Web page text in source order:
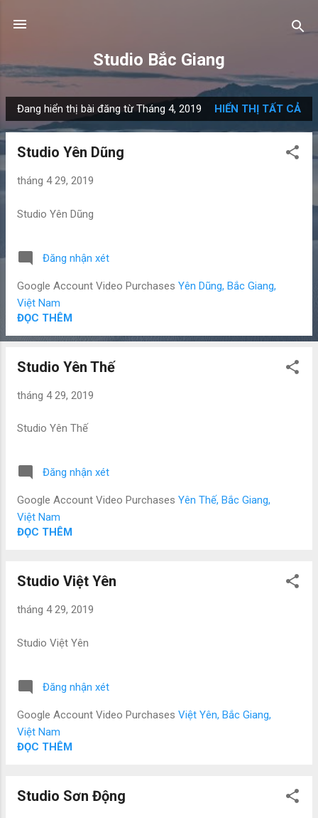
Studio Bắc Giang
B
à
Đang hiển thị bài đăng từ Tháng 4, 2019 HIỂN THỊ TẤT CẢ
Studio Yên Dũng
tháng 4 29, 2019
Studio Yên Dũng
Đăng nhận xét
Google Account Video Purchases Yên Dũng, Bắc Giang,
Việt Nam
ĐỌC THÊM
Studio Yên Thế
tháng 4 29, 2019
Studio Yên Thế
Đăng nhận xét
Google Account Video Purchases Yên Thế, Bắc Giang,
Việt Nam
ĐỌC THÊM
Studio Việt Yên
tháng 4 29, 2019
Studio Việt Yên
Đăng nhận xét
Google Account Video Purchases Việt Yên, Bắc Giang,
Việt Nam
ĐỌC THÊM
Studio Sơn Động